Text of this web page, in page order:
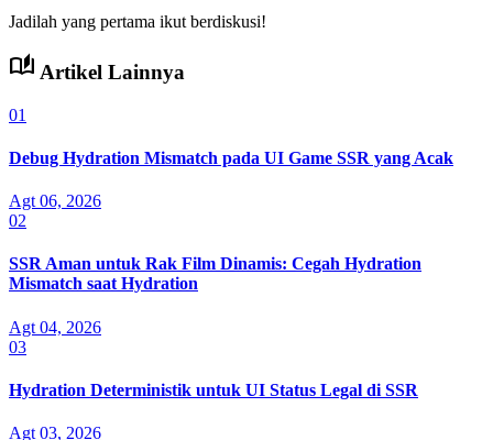
Jadilah yang pertama ikut berdiskusi!
auto_stories Artikel Lainnya
01
Debug Hydration Mismatch pada UI Game SSR yang Acak
Agt 06, 2026
02
SSR Aman untuk Rak Film Dinamis: Cegah Hydration
Mismatch saat Hydration
Agt 04, 2026
03
Hydration Deterministik untuk UI Status Legal di SSR
Agt 03, 2026